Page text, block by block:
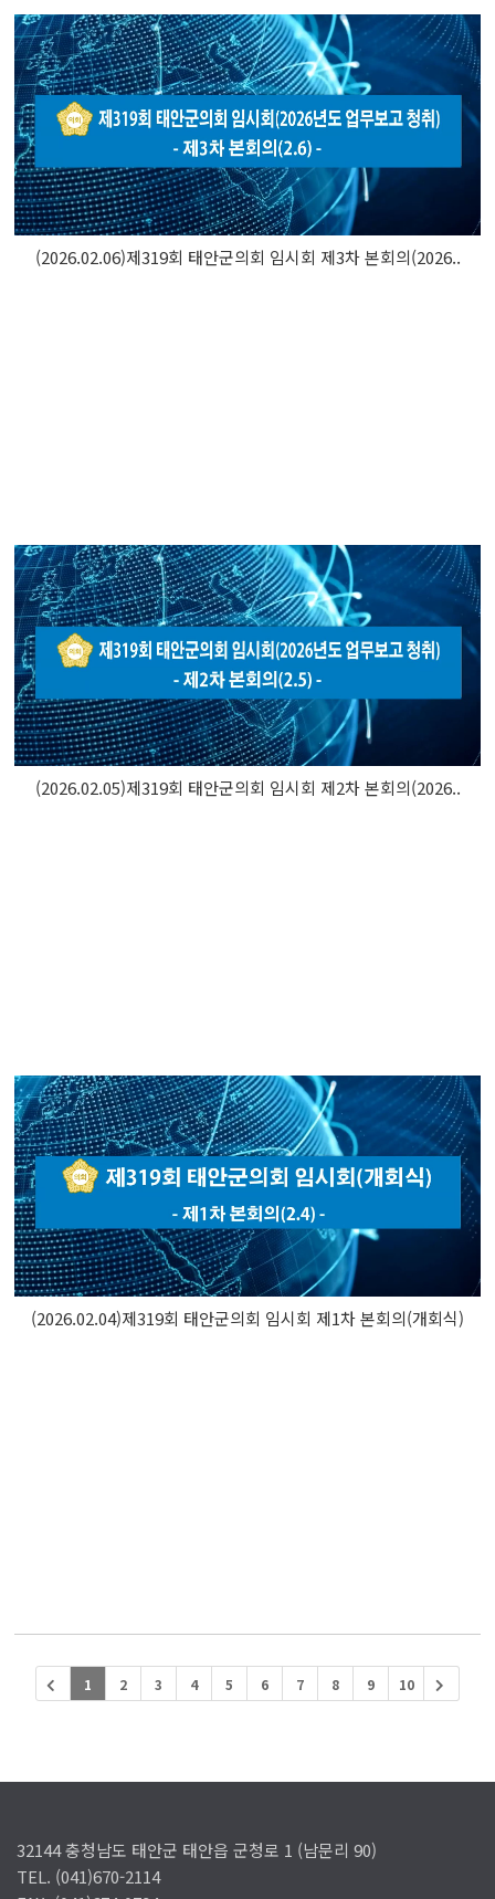
(2026.02.06)제319회 태안군의회 임시회 제3차 본회의(2026..
(2026.02.05)제319회 태안군의회 임시회 제2차 본회의(2026..
(2026.02.04)제319회 태안군의회 임시회 제1차 본회의(개회식)
1 2 3 4 5 6 7 8 9 10
32144 충청남도 태안군 태안읍 군청로 1 (남문리 90)
TEL. (041)670-2114